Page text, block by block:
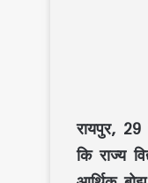
रायपुर,
किराज्य